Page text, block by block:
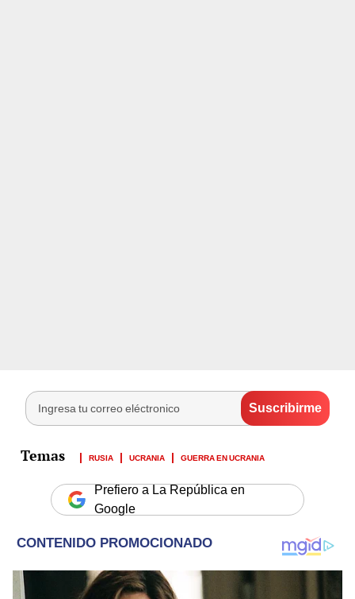
RUSIA UCRANIA GUERRA EN UCRANIA
Prefiero a La República en
Google